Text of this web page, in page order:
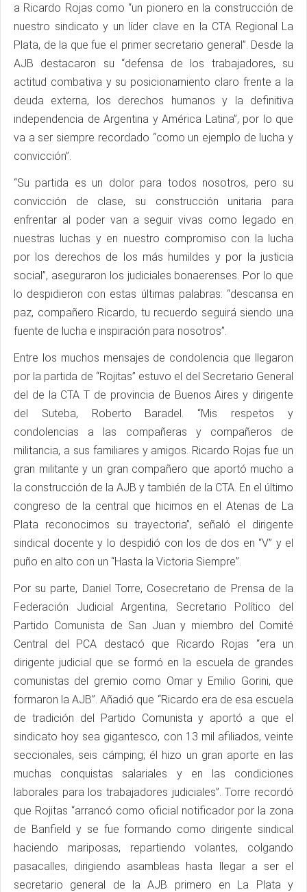
a Ricardo Rojas como “un pionero en la construcción de
nuestro sindicato y un líder clave en la CTA Regional La
Plata, de la que fue el primer secretario general”. Desde la
AJB destacaron su “defensa de los trabajadores, su
actitud combativa y su posicionamiento claro frente a la
deuda externa, los derechos humanos y la definitiva
independencia de Argentina y América Latina”, por lo que
va a ser siempre recordado “como un ejemplo de lucha y
convicción”.
“Su partida es un dolor para todos nosotros, pero su
convicción de clase, su construcción unitaria para
enfrentar al poder van a seguir vivas como legado en
nuestras luchas y en nuestro compromiso con la lucha
por los derechos de los más humildes y por la justicia
social”, aseguraron los judiciales bonaerenses. Por lo que
lo despidieron con estas últimas palabras: “descansa en
paz, compañero Ricardo, tu recuerdo seguirá siendo una
fuente de lucha e inspiración para nosotros”.
Entre los muchos mensajes de condolencia que llegaron
por la partida de “Rojitas” estuvo el del Secretario General
del de la CTA T de provincia de Buenos Aires y dirigente
del Suteba, Roberto Baradel. “Mis respetos y
condolencias a las compañeras y compañeros de
militancia, a sus familiares y amigos. Ricardo Rojas fue un
gran militante y un gran compañero que aportó mucho a
la construcción de la AJB y también de la CTA. En el último
congreso de la central que hicimos en el Atenas de La
Plata reconocimos su trayectoria”, señaló el dirigente
sindical docente y lo despidió con los de dos en “V” y el
puño en alto con un “Hasta la Victoria Siempre”.
Por su parte, Daniel Torre, Cosecretario de Prensa de la
Federación Judicial Argentina, Secretario Político del
Partido Comunista de San Juan y miembro del Comité
Central del PCA destacó que Ricardo Rojas “era un
dirigente judicial que se formó en la escuela de grandes
comunistas del gremio como Omar y Emilio Gorini, que
formaron la AJB”. Añadió que “Ricardo era de esa escuela
de tradición del Partido Comunista y aportó a que el
sindicato hoy sea gigantesco, con 13 mil afiliados, veinte
seccionales, seis cámping; él hizo un gran aporte en las
muchas conquistas salariales y en las condiciones
laborales para los trabajadores judiciales”. Torre recordó
que Rojitas “arrancó como oficial notificador por la zona
de Banfield y se fue formando como dirigente sindical
haciendo mariposas, repartiendo volantes, colgando
pasacalles, dirigiendo asambleas hasta llegar a ser el
secretario general de la AJB primero en La Plata y